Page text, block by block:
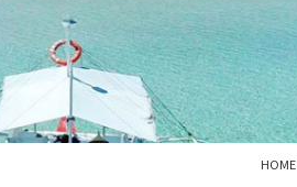
HOME